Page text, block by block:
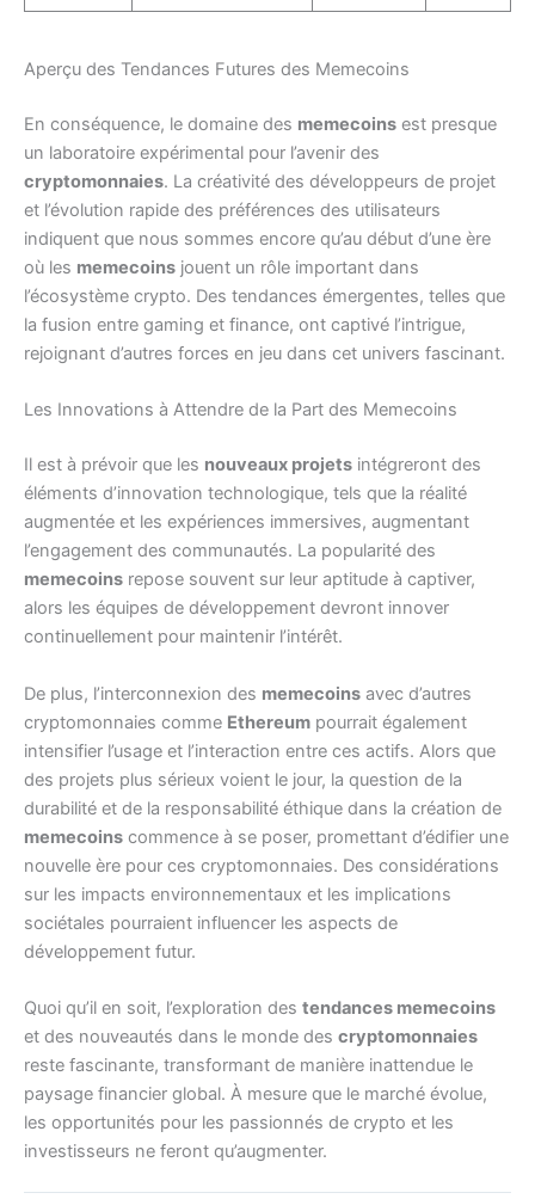
Aperçu des Tendances Futures des Memecoins
En conséquence, le domaine des memecoins est presque
un laboratoire expérimental pour l’avenir des
cryptomonnaies. La créativité des développeurs de projet
et l’évolution rapide des préférences des utilisateurs
indiquent que nous sommes encore qu’au début d’une ère
où les memecoins jouent un rôle important dans
l’écosystème crypto. Des tendances émergentes, telles que
la fusion entre gaming et finance, ont captivé l’intrigue,
rejoignant d’autres forces en jeu dans cet univers fascinant.
Les Innovations à Attendre de la Part des Memecoins
Il est à prévoir que les nouveaux projets intégreront des
éléments d’innovation technologique, tels que la réalité
augmentée et les expériences immersives, augmentant
l’engagement des communautés. La popularité des
memecoins repose souvent sur leur aptitude à captiver,
alors les équipes de développement devront innover
continuellement pour maintenir l’intérêt.
De plus, l’interconnexion des memecoins avec d’autres
cryptomonnaies comme Ethereum pourrait également
intensifier l’usage et l’interaction entre ces actifs. Alors que
des projets plus sérieux voient le jour, la question de la
durabilité et de la responsabilité éthique dans la création de
memecoins commence à se poser, promettant d’édifier une
nouvelle ère pour ces cryptomonnaies. Des considérations
sur les impacts environnementaux et les implications
sociétales pourraient influencer les aspects de
développement futur.
Quoi qu’il en soit, l’exploration des tendances memecoins
et des nouveautés dans le monde des cryptomonnaies
reste fascinante, transformant de manière inattendue le
paysage financier global. À mesure que le marché évolue,
les opportunités pour les passionnés de crypto et les
investisseurs ne feront qu’augmenter.